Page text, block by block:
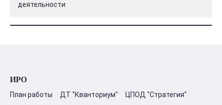
деятельности
ИРО
План работы ДТ "Кванториум"
ЦПОД "Стратегия"